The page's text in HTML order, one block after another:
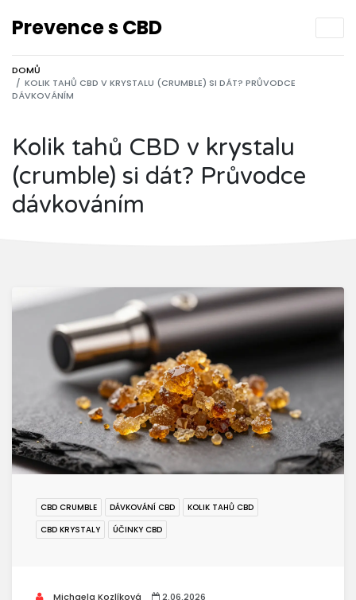
Prevence s CBD
DOMŮ
KOLIK TAHŮ CBD V KRYSTALU (CRUMBLE) SI DÁT? PRŮVODCE
DÁVKOVÁNÍM
Kolik tahů CBD v krystalu
(crumble) si dát? Průvodce
dávkováním
CBD CRUMBLE DÁVKOVÁNÍ CBD
KOLIK TAHŮ CBD
CBD KRYSTALY
ÚČINKY CBD
Michaela Kozlíková 2.06.2026